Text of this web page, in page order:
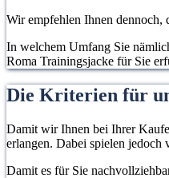
Wir empfehlen Ihnen dennoch,
In welchem Umfang Sie
Roma Trainingsjacke für Sie
Die Kriterien für
Damit wir Ihnen bei Ihrer
erlangen. Dabei spielen jedoch
Damit es für Sie